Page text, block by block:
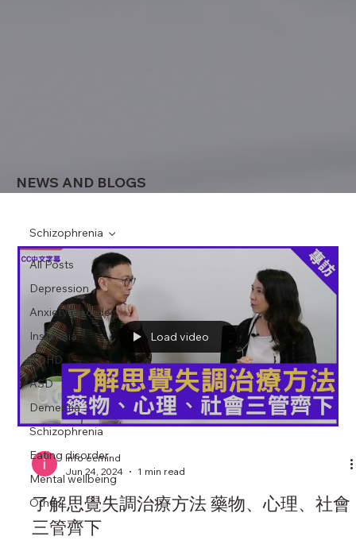
NEWS AND BLOGS
All Posts
Depression
Anxiety disorder
Insomnia
ADHD
ASD
Dementia
Schizophrenia
Eating disorder
Mental wellbeing
Other
Schizophrenia
Load video
info ecmind
Jun 24, 2024
1 min read
了解思覺失調治療方法 藥物、心理、社會
三管齊下